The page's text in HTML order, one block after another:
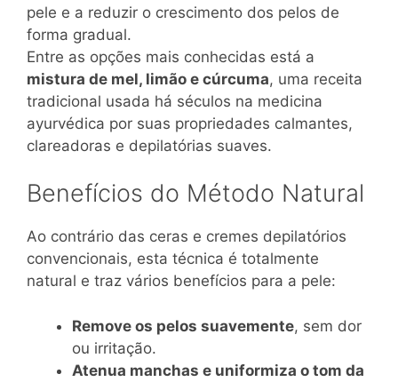
pele e a reduzir o crescimento dos pelos de
forma gradual.
Entre as opções mais conhecidas está a
mistura de mel, limão e cúrcuma, uma receita
tradicional usada há séculos na medicina
ayurvédica por suas propriedades calmantes,
clareadoras e depilatórias suaves.
Benefícios do Método Natural
Ao contrário das ceras e cremes depilatórios
convencionais, esta técnica é totalmente
natural e traz vários benefícios para a pele:
Remove os pelos suavemente, sem dor
ou irritação.
Atenua manchas e uniformiza o tom da